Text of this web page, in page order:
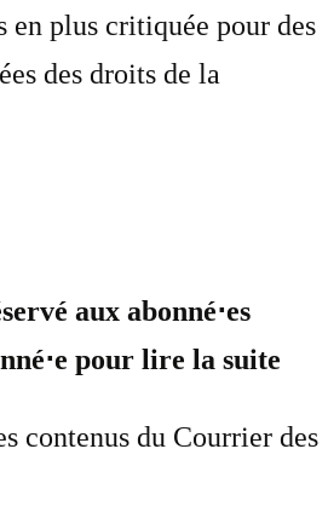
en plus critiquée pour des
des droits de la
aux abonné⋅es
pour lire la suite
contenus du Courrier des